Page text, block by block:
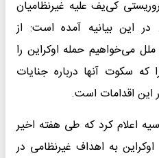
کی‌یف علیه غیرنظامیان
این بیانیه آمده است: از
می‌خواهیم حمله اوکراین را
سکوت آنها درباره جنایات
این اقدامات است.
اعلام کرد که طی هفته اخیر
به اهداف غیرنظامی در